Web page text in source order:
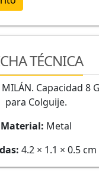
TÉCNICA
Capacidad 8
para Colguije.
Material: Metal
4.2 × 1.1 × 0.5 cm